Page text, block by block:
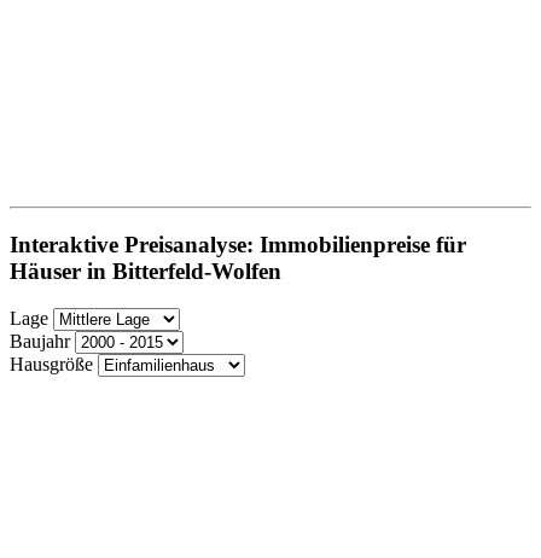
Interaktive Preisanalyse: Immobilienpreise für
Häuser in Bitterfeld-Wolfen
Lage
Baujahr
Hausgröße